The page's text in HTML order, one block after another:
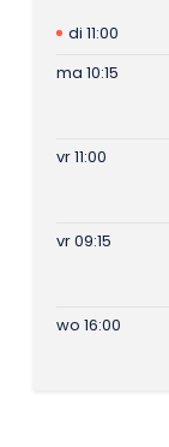
di 11:00
ma 10:15
vr 11:00
vr 09:15
wo 16:00